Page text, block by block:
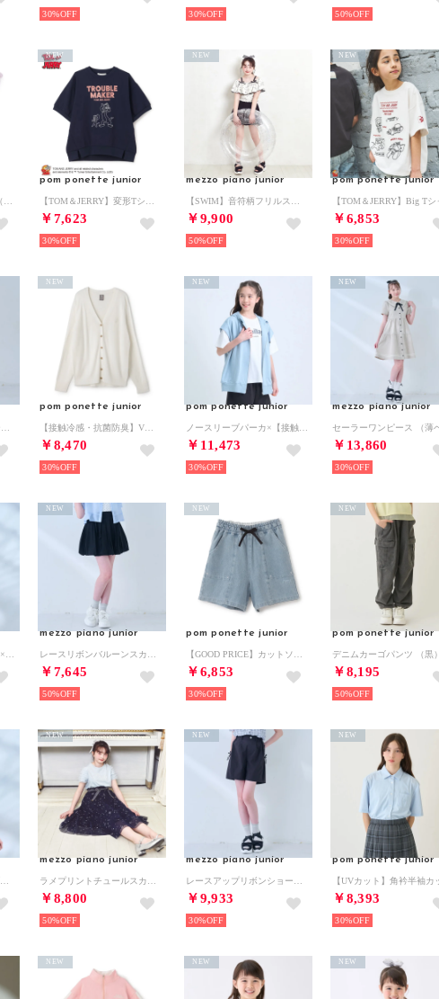
30% 30% 50%
pom ponette junior
￥7,623
NEW
30%
mezzo piano junior
￥9,900
NEW
50%
pom ponette junior
￥6,853
NEW
30%
pom ponette junior
￥8,470
NEW
30%
pom ponette junior
￥11,473
NEW
30%
mezzo piano junior
￥13,860
NEW
30%
mezzo piano junior
￥7,645
NEW
50%
pom ponette junior
￥6,853
NEW
30%
pom ponette junior
デニムカーゴパンツ （黒）
￥8,195
NEW
50%
mezzo piano junior
￥8,800
NEW
50%
mezzo piano junior
￥9,933
NEW
30%
pom ponette junior
￥8,393
NEW
30%
NEW NEW NEW